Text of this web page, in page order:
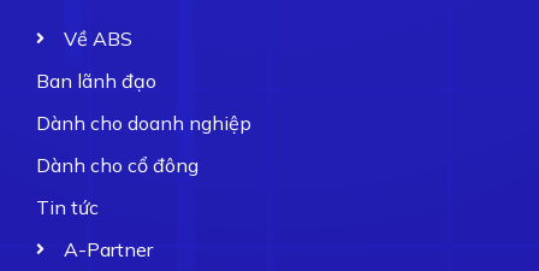
Về ABS
Ban lãnh đạo
Dành cho doanh nghiệp
Dành cho cổ đông
Tin tức
A-Partner